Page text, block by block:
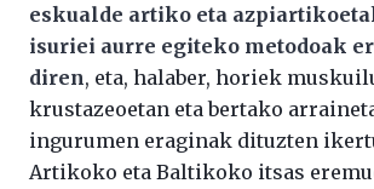
eskualde artiko eta
isuriei aurre egiteko metodoak
diren, eta, halaber, horiek
krustazeoetan eta bertako
ingurumen eraginak dituzten
Artikoko eta Baltikoko itsas